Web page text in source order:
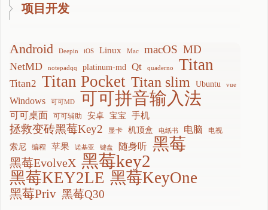
项目开发
Android Deepin iOS Linux Mac macOS MD
NetMD notepadqq platinum-md Qt quaderno Titan
Titan2 Titan Pocket Titan slim Ubuntu vue
Windows 可可MD 可可拼音输入法
可可桌面 可可辅助 安卓 宝宝 手机
拯救变砖黑莓Key2 显卡 机顶盒 电纸书 电脑 电视
索尼 编程 苹果 诺基亚 键盘 随身听 黑莓
黑莓EvolveX 黑莓key2
黑莓KEY2LE 黑莓KeyOne
黑莓Priv 黑莓Q30